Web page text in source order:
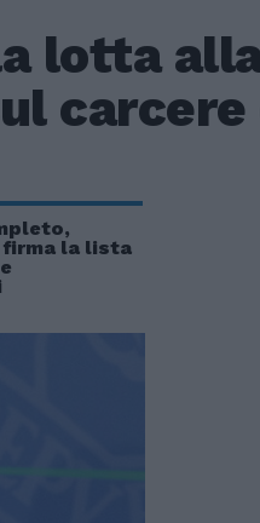
lotta
firma la lista